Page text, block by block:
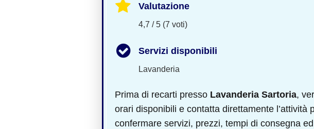
Valutazione
4,7 / 5 (7 voti)
Servizi disponibili
Lavanderia
Prima di recarti presso Lavanderia Sartoria,
orari disponibili e contatta direttamente l’attività
confermare servizi, prezzi, tempi di consegna ed